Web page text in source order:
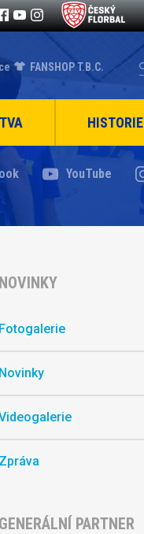
FANSHOP T.B.C.
HISTORIE
YouTube
NOVINKY
Fotogalerie
Novinky
Zpráva
GENERÁLNÍ PARTNER